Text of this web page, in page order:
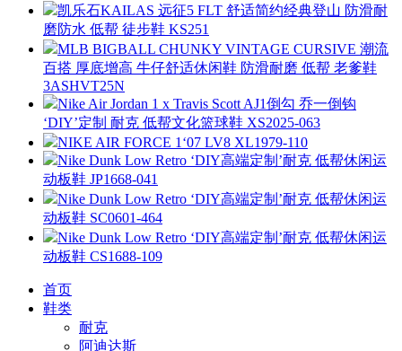
凯乐石KAILAS 远征5 FLT 舒适简约经典登山 防滑耐
磨防水 低帮 徒步鞋 KS251
MLB BIGBALL CHUNKY VINTAGE CURSIVE 潮流
百搭 厚底增高 牛仔舒适休闲鞋 防滑耐磨 低帮 老爹鞋
3ASHVT25N
Nike Air Jordan 1 x Travis Scott AJ1倒勾 乔一倒钩
‘DIY’定制 耐克 低帮文化篮球鞋 XS2025-063
NIKE AIR FORCE 1‘07 LV8 XL1979-110
Nike Dunk Low Retro ‘DIY高端定制’耐克 低帮休闲运
动板鞋 JP1668-041
Nike Dunk Low Retro ‘DIY高端定制’耐克 低帮休闲运
动板鞋 SC0601-464
Nike Dunk Low Retro ‘DIY高端定制’耐克 低帮休闲运
动板鞋 CS1688-109
首页
鞋类
耐克
阿迪达斯